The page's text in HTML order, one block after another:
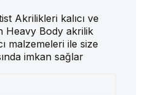
Akrilikleri kalıcı ve
Heavy Body akrilik
malzemeleri ile size
imkan sağlar